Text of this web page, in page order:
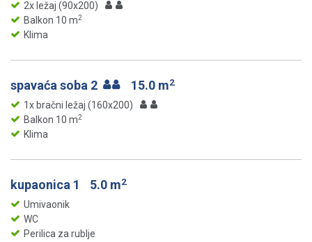
2x ležaj (90x200)
Balkon 10 m2
Klima
spavaća soba 2 15.0 m2
1x bračni ležaj (160x200)
Balkon 10 m2
Klima
kupaonica 1 5.0 m2
Umivaonik
WC
Perilica za rublje